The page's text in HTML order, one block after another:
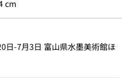
cm
日-7月3日 富山県水墨美術館ほ